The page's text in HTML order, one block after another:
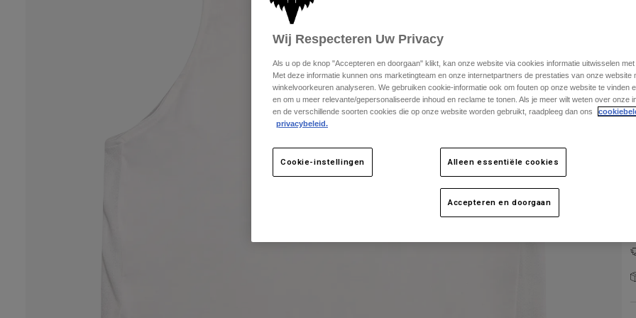
Wij Respecteren Uw Privacy
Als u op de knop "Accepteren en doorgaan" klikt, kan onze website via cookies informatie uitwisselen met
Met deze informatie kunnen ons marketingteam en onze internetpartners de prestaties van onze website
winkelvoorkeuren analyseren. We gebruiken cookie-informatie ook om fouten op onze website te vinden
en om u meer relevante/gepersonaliseerde inhoud en reclame te tonen. Als je meer wilt weten over onze
en de verschillende soorten cookies die op onze website worden gebruikt, raadpleeg dan ons
privacybeleid.
Cookie-instellingen Alleen essentiële cookies
Accepteren en doorgaan